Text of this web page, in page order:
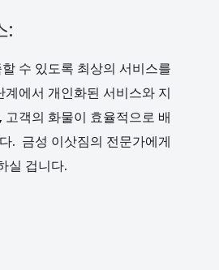
:
수 있도록 최상의 서비스를
에서 개인화된 서비스와 지
객의 화물이 효율적으로 배
. 금성 이삿짐의 전문가에게
실 겁니다.